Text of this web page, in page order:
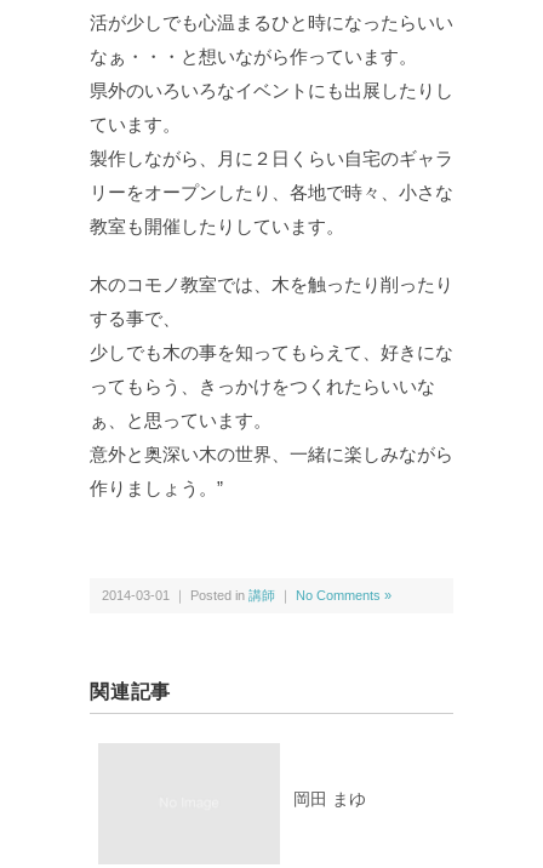
活が少しでも心温まるひと時になったらいい
なぁ・・・と想いながら作っています。
県外のいろいろなイベントにも出展したりし
ています。
製作しながら、月に２日くらい自宅のギャラ
リーをオープンしたり、各地で時々、小さな
教室も開催したりしています。
木のコモノ教室では、木を触ったり削ったり
する事で、
少しでも木の事を知ってもらえて、好きにな
ってもらう、きっかけをつくれたらいいな
ぁ、と思っています。
意外と奥深い木の世界、一緒に楽しみながら
作りましょう。”
2014-03-01 ｜ Posted in 講師 ｜ No Comments »
関連記事
岡田 まゆ